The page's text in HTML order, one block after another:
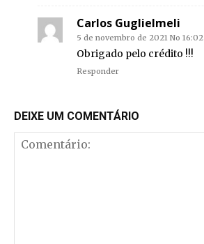
Carlos Guglielmeli
5 de novembro de 2021 No 16:02
Obrigado pelo crédito !!!
Responder
DEIXE UM COMENTÁRIO